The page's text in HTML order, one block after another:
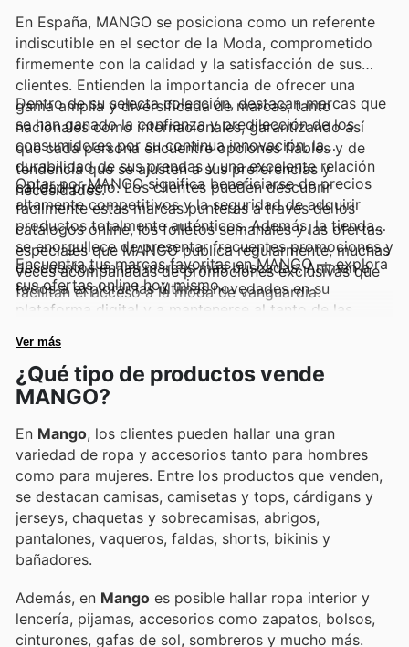
En España, MANGO se posiciona como un referente
indiscutible en el sector de la Moda, comprometido
firmemente con la calidad y la satisfacción de sus
clientes. Entienden la importancia de ofrecer una
gama amplia y diversificada de marcas, tanto
nacionales como internacionales, garantizando así
que cada persona encuentre opciones fiables y de
tendencia que se ajusten a sus preferencias y
necesidades.
Dentro de su selecta colección, destacan marcas que
se han ganado la confianza y predilección de los
consumidores por su continua innovación, la
durabilidad de sus prendas y una excelente relación
calidad-precio. Los clientes pueden descubrir
fácilmente estas marcas punteras a través de los
catálogos online, los folletos semanales y las ofertas
especiales que MANGO publica regularmente, muchas
veces acompañadas de promociones exclusivas que
facilitan el acceso a la moda de vanguardia.
Optar por MANGO significa beneficiarse de precios
altamente competitivos y la seguridad de adquirir
productos totalmente auténticos. Además, la tienda
se enorgullece de presentar frecuentes promociones y
descuentos en las marcas más buscadas. Animan a
todos a explorar las últimas novedades en su
plataforma digital y a mantenerse al tanto de las
ahorro por tiempo limitado.
Encuentra tus marcas favoritas en MANGO — explora
sus ofertas online hoy mismo.
Ver más
¿Qué tipo de productos vende
MANGO?
En Mango, los clientes pueden hallar una gran
variedad de ropa y accesorios tanto para hombres
como para mujeres. Entre los productos que venden,
se destacan camisas, camisetas y tops, cárdigans y
jerseys, chaquetas y sobrecamisas, abrigos,
pantalones, vaqueros, faldas, shorts, bikinis y
bañadores.
Además, en Mango es posible hallar ropa interior y
lencería, pijamas, accesorios como zapatos, bolsos,
cinturones, gafas de sol, sombreros y mucho más.